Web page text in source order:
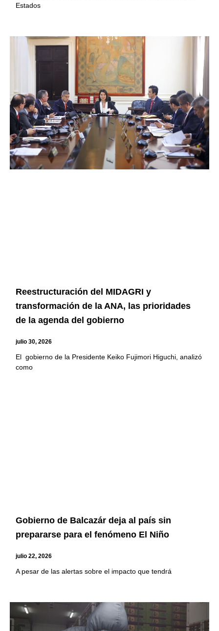
Estados
Reestructuración del MIDAGRI y
transformación de la ANA, las prioridades
de la agenda del gobierno
julio 30, 2026
El gobierno de la Presidente Keiko Fujimori Higuchi, analizó
como
Gobierno de Balcazár deja al país sin
prepararse para el fenómeno El Niño
julio 22, 2026
A pesar de las alertas sobre el impacto que tendrá